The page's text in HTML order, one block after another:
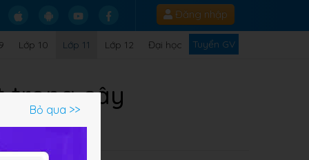
Đăng nhập
Lớp 10 Lớp 11 Lớp 12 Đại học Tuyển GV
trong cây
Bỏ qua >>